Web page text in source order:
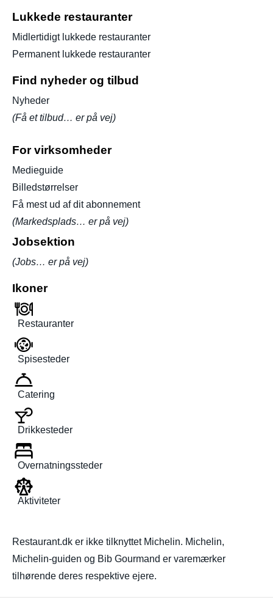
Lukkede restauranter
Midlertidigt lukkede restauranter
Permanent lukkede restauranter
Find nyheder og tilbud
Nyheder
(Få et tilbud… er på vej)
For virksomheder
Medieguide
Billedstørrelser
Få mest ud af dit abonnement
(Markedsplads… er på vej)
Jobsektion
(Jobs… er på vej)
Ikoner
Restauranter
Spisesteder
Catering
Drikkesteder
Overnatningssteder
Aktiviteter
Restaurant.dk er ikke tilknyttet Michelin. Michelin,
Michelin-guiden og Bib Gourmand er varemærker
tilhørende deres respektive ejere.